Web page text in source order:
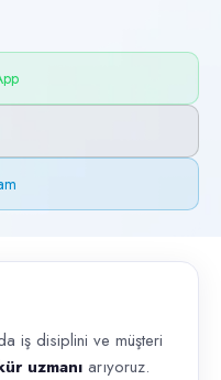
ve müşteri iletişimi güçlü
iş disiplini ve müşteri
uzmanı arıyoruz.